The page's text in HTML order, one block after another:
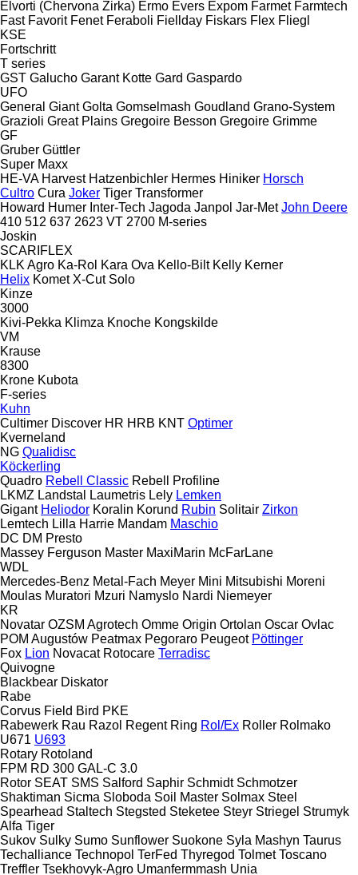
Elvorti (Chervona Zirka) Ermo Evers Expom Farmet Farmtech
Fast Favorit Fenet Feraboli Fiellday Fiskars Flex Fliegl
KSE
Fortschritt
T series
GST Galucho Garant Kotte Gard Gaspardo
UFO
General Giant Golta Gomselmash Goudland Grano-System
Grazioli Great Plains Gregoire Besson Gregoire Grimme
GF
Gruber Güttler
Super Maxx
HE-VA Harvest Hatzenbichler Hermes Hiniker Horsch
Cultro Cura Joker Tiger Transformer
Howard Humer Inter-Tech Jagoda Janpol Jar-Met John Deere
410 512 637 2623 VT 2700 M-series
Joskin
SCARIFLEX
KLK Agro Ka-Rol Kara Ova Kello-Bilt Kelly Kerner
Helix Komet X-Cut Solo
Kinze
3000
Kivi-Pekka Klimza Knoche Kongskilde
VM
Krause
8300
Krone Kubota
F-series
Kuhn
Cultimer Discover HR HRB KNT Optimer
Kverneland
NG Qualidisc
Köckerling
Quadro Rebell Classic Rebell Profiline
LKMZ Landstal Laumetris Lely Lemken
Gigant Heliodor Koralin Korund Rubin Solitair Zirkon
Lemtech Lilla Harrie Mandam Maschio
DC DM Presto
Massey Ferguson Master MaxiMarin McFarLane
WDL
Mercedes-Benz Metal-Fach Meyer Mini Mitsubishi Moreni
Moulas Muratori Mzuri Namyslo Nardi Niemeyer
KR
Novatar OZSM Agrotech Omme Origin Ortolan Oscar Ovlac
POM Augustów Peatmax Pegoraro Peugeot Pöttinger
Fox Lion Novacat Rotocare Terradisc
Quivogne
Blackbear Diskator
Rabe
Corvus Field Bird PKE
Rabewerk Rau Razol Regent Ring Rol/Ex Roller Rolmako
U671 U693
Rotary Rotoland
FPM RD 300 GAL-C 3.0
Rotor SEAT SMS Salford Saphir Schmidt Schmotzer
Shaktiman Sicma Sloboda Soil Master Solmax Steel
Spearhead Staltech Stegsted Steketee Steyr Striegel Strumyk
Alfa Tiger
Sukov Sulky Sumo Sunflower Suokone Syla Mashyn Taurus
Techalliance Technopol TerFed Thyregod Tolmet Toscano
Treffler Tsekhovyk-Agro Umanfermmash Unia